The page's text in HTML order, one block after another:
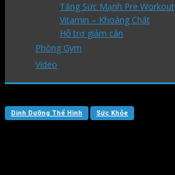
Tăng Sức Mạnh Pre Workout
Vitamin – Khoáng Chất
Hỗ trợ giảm cân
Phòng Gym
Video
Dinh Dưỡng Thể Hình Sức Khỏe